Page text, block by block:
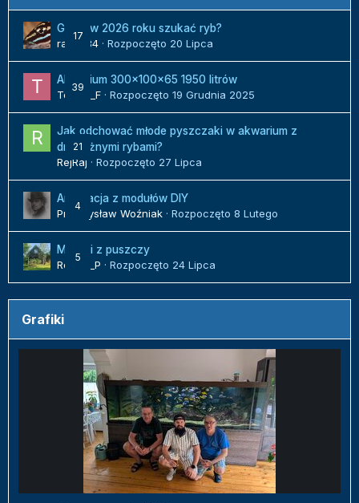
17
Gdzie w 2026 roku szukać ryb?
radek84 · Rozpoczęto 20 Lipca
39
Akwarium 300x100x65 1950 litrów
Tomek_F · Rozpoczęto 19 Grudnia 2025
21
Jak odchować młode pyszczaki w akwarium z
drapieżnymi rybami?
RejRaj · Rozpoczęto 27 Lipca
4
Aranżacja z modułów DIY
Przemysław Woźniak · Rozpoczęto 8 Lutego
5
Malawi z puszczy
Robert_P · Rozpoczęto 24 Lipca
Grafiki